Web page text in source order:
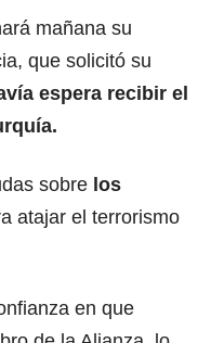
mañana su
que solicitó su
espera recibir el
sobre los
atajar el terrorismo
en que